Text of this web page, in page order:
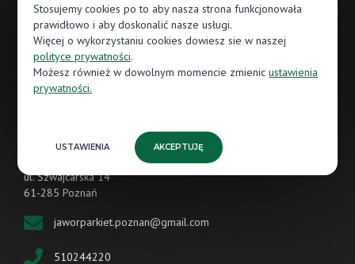
Nd.: 10:00 - 20:00 (tylko handlowe)
Galeria Wnętrz Obornicka337
ul. Obornicka 337
60-689 Poznań
obornicka.jaworparkiet@gmail.com
Centrum Handlowe M1
ul. Szwajcarska 14
61-285 Poznań
jaworparkiet.poznan@gmail.com
510244220
Stosujemy cookies po to aby nasza strona funkcjonowała
prawidłowo i aby doskonalić nasze usługi.
Więcej o wykorzystaniu cookies dowiesz sie w naszej
polityce prywatności.
Możesz również w dowolnym momencie zmienicustawienia
prywatności.
USTAWIENIA AKCEPTUJĘ